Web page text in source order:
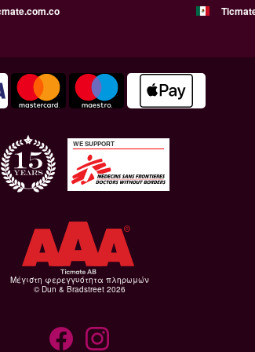
WE SUPPORT
Μέγιστη φερεγγυότητα πληρωμών
© Dun & Bradstreet 2026